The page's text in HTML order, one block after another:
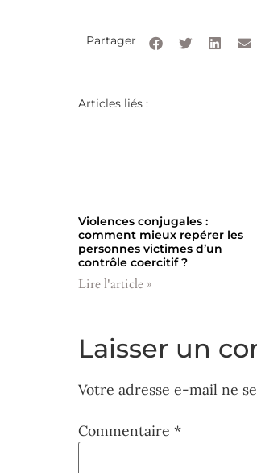
Partager
Articles liés :
Violences conjugales :
comment mieux repérer les
personnes victimes d’un
contrôle coercitif ?
Lire l'article »
Laisser un
Votre adresse e-mail ne
Commentaire *